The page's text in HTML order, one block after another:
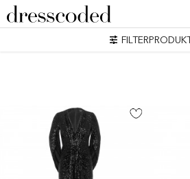
SEARCH